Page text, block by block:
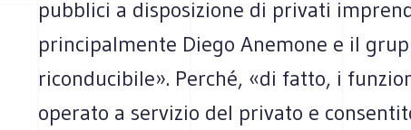
pubblici a disposizione di privati
principalmente Diego Anemone e il
riconducibile». Perché, «di fatto, i
operato a servizio del privato e